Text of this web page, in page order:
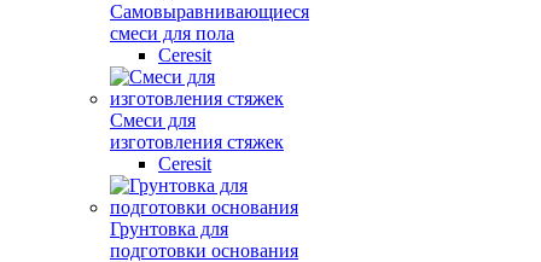
Самовыравнивающиеся
смеси для пола
Ceresit
Смеси для
изготовления стяжек
Ceresit
Грунтовка для
подготовки основания